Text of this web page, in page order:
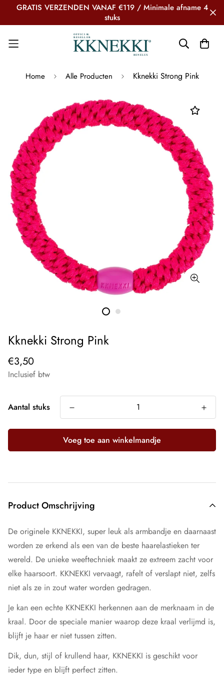
GRATIS VERZENDEN VANAF €119 / Minimale afname 4
stuks
Home Alle Producten Kknekki Strong Pink
Kknekki Strong Pink
€3,50
Inclusief btw
Aantal stuks
Voeg toe aan winkelmandje
Product Omschrijving
De originele KKNEKKI, super leuk als armbandje en daarnaast
worden ze erkend als een van de beste haarelastieken ter
wereld. De unieke weeftechniek maakt ze extreem zacht voor
elke haarsoort. KKNEKKI vervaagt, rafelt of verslapt niet, zelfs
niet als ze in zout water worden gedragen.
Je kan een echte KKNEKKI herkennen aan de merknaam in de
kraal. Door de speciale manier waarop deze kraal verlijmd is,
blijft je haar er niet tussen zitten.
Dik, dun, stijl of krullend haar, KKNEKKI is geschikt voor
ieder type en blijft perfect zitten.